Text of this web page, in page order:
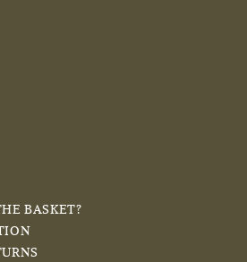
BASKET?